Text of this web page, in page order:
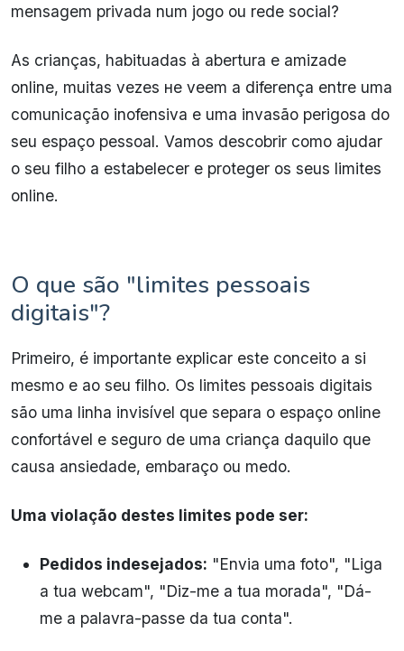
mensagem privada num jogo ou rede social?
As crianças, habituadas à abertura e amizade
online, muitas vezes не veem a diferença entre uma
comunicação inofensiva e uma invasão perigosa do
seu espaço pessoal. Vamos descobrir como ajudar
o seu filho a estabelecer e proteger os seus limites
online.
O que são "limites pessoais
digitais"?
Primeiro, é importante explicar este conceito a si
mesmo e ao seu filho. Os limites pessoais digitais
são uma linha invisível que separa o espaço online
confortável e seguro de uma criança daquilo que
causa ansiedade, embaraço ou medo.
Uma violação destes limites pode ser:
Pedidos indesejados: "Envia uma foto", "Liga
a tua webcam", "Diz-me a tua morada", "Dá-
me a palavra-passe da tua conta".